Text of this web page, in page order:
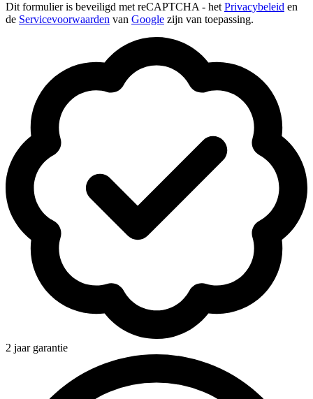
Dit formulier is beveiligd met reCAPTCHA - het Privacybeleid en
de Servicevoorwaarden van Google zijn van toepassing.
2 jaar garantie